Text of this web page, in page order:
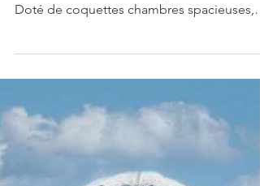
L'Auberge Les Arômes est un charmant